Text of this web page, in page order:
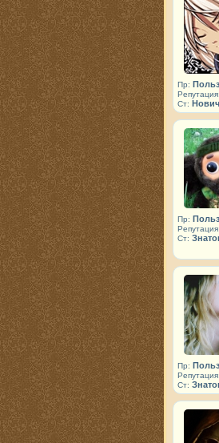
Пр:
Репутация:
Ст:
Пр:
Репутация:
Ст:
Пр:
Репутация:
Ст: